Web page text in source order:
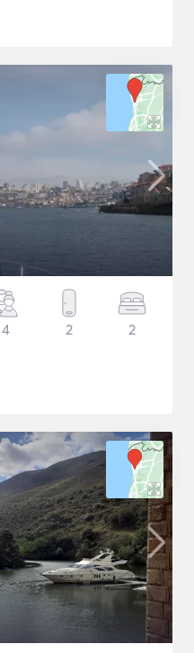
4 2 2